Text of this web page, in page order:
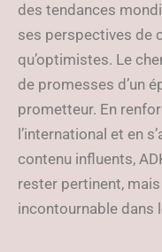
des tendances
ses perspectives de
qu’optimistes. Le
de promesses d’un
prometteur. En
l’international et en
contenu influents,
rester pertinent,
incontournable dans